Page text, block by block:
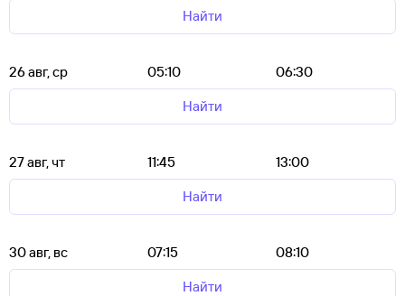
Найти
26 авг, ср 05:10
06:30
Найти
27 авг, чт 11:45
13:00
Найти
30 авг, вс 07:15
08:10
Найти